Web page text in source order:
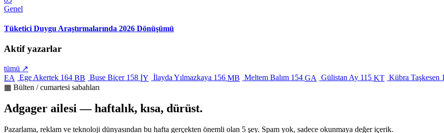
Genel
Tüketici Duygu Araştırmalarında 2026 Dönüşümü
Aktif yazarlar
tümü ↗
EA
Ege Akertek 164 BB Buse Biçer 158 İY İlayda Yılmazkaya 156 MB Meltem Balım 154 GA Gülistan Ay 115 KT Kübra Taşkesen
▦ Bülten / cumartesi sabahları
Adgager ailesi — haftalık, kısa, dürüst.
Pazarlama, reklam ve teknoloji dünyasından bu hafta gerçekten önemli olan 5 şey. Spam yok, sadece okunmaya değer içerik.